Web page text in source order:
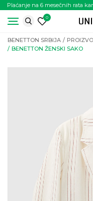
Plaćanje na 6 mesečnih rata
0
BENETTON SRBIJA
BENETTON ŽENSKI SAKO